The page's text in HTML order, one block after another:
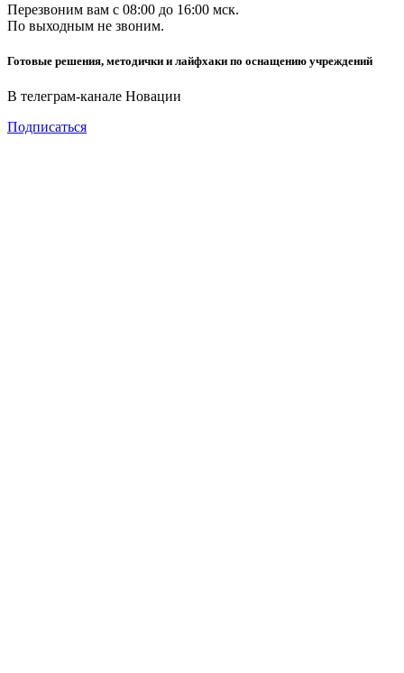
Перезвоним вам с 08:00 до 16:00 мск.
По выходным не звоним.
Готовые решения, методички и лайфхаки по оснащению учреждений
В телеграм-канале Новации
Подписаться